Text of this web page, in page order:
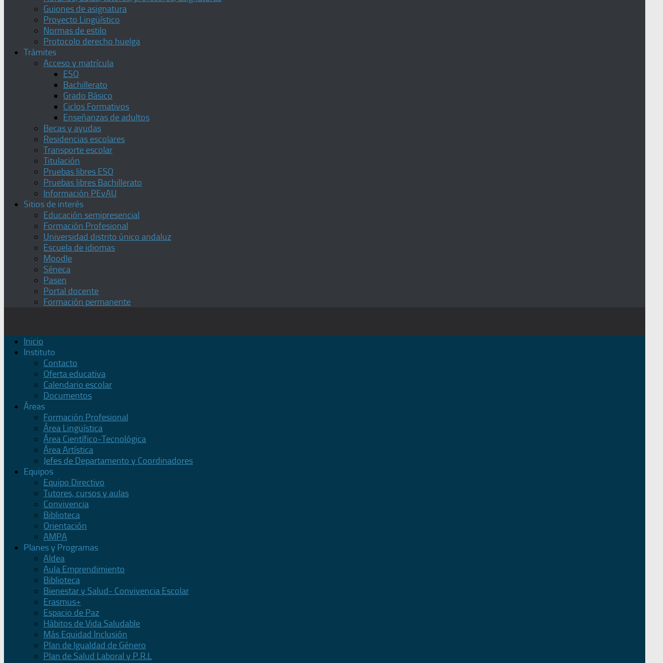
Guiones de asignatura
Proyecto Lingüístico
Normas de estilo
Protocolo derecho huelga
Trámites
Acceso y matrícula
ESO
Bachillerato
Grado Básico
Ciclos Formativos
Enseñanzas de adultos
Becas y ayudas
Residencias escolares
Transporte escolar
Titulación
Pruebas libres ESO
Pruebas libres Bachillerato
Información PEvAU
Sitios de interés
Educación semipresencial
Formación Profesional
Universidad distrito único andaluz
Escuela de idiomas
Moodle
Séneca
Pasen
Portal docente
Formación permanente
Inicio
Instituto
Contacto
Oferta educativa
Calendario escolar
Documentos
Áreas
Formación Profesional
Área Lingüística
Área Científico-Tecnológica
Área Artística
Jefes de Departamento y Coordinadores
Equipos
Equipo Directivo
Tutores, cursos y aulas
Convivencia
Biblioteca
Orientación
AMPA
Planes y Programas
Aldea
Aula Emprendimiento
Biblioteca
Bienestar y Salud- Convivencia Escolar
Erasmus+
Espacio de Paz
Hábitos de Vida Saludable
Más Equidad Inclusión
Plan de Igualdad de Género
Plan de Salud Laboral y P.R.L